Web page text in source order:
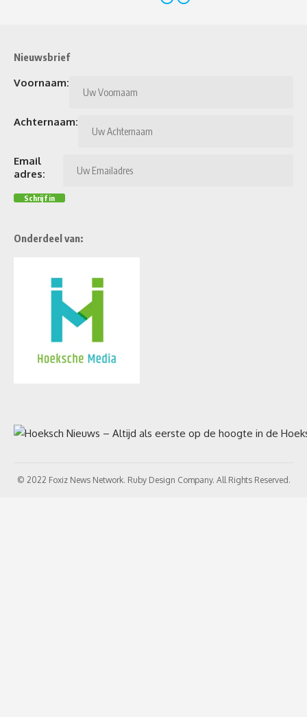
Nieuwsbrief
Voornaam:
Achternaam:
Email
adres:
Onderdeel van:
© 2022 Foxiz News Network. Ruby Design Company. All Rights Reserved.